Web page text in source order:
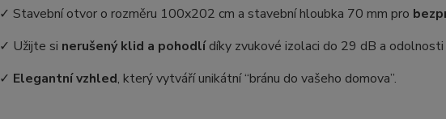
✓ Stavební otvor o rozměru 100x202 cm a stavební hloubka 70 mm pro
✓ Užijte si nerušený klid a pohodlídíky zvukové izolaci do 29 dB a
✓ Elegantní vzhled, který vytváří unikátní “bránu do vašeho domova”.